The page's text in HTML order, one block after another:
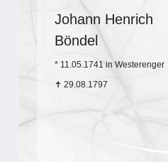
Johann Henrich
Böndel
* 11.05.1741 in Westerenger
✝ 29.08.1797